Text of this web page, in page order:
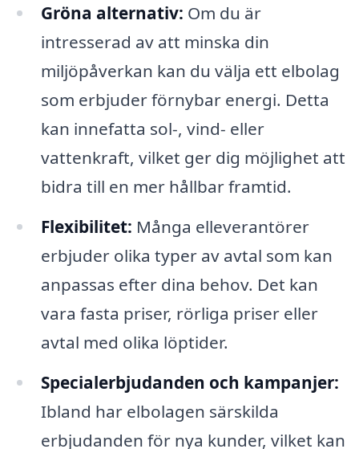
Gröna alternativ: Om du är
intresserad av att minska din
miljöpåverkan kan du välja ett elbolag
som erbjuder förnybar energi. Detta
kan innefatta sol-, vind- eller
vattenkraft, vilket ger dig möjlighet att
bidra till en mer hållbar framtid.
Flexibilitet: Många elleverantörer
erbjuder olika typer av avtal som kan
anpassas efter dina behov. Det kan
vara fasta priser, rörliga priser eller
avtal med olika löptider.
Specialerbjudanden och kampanjer:
Ibland har elbolagen särskilda
erbjudanden för nya kunder, vilket kan